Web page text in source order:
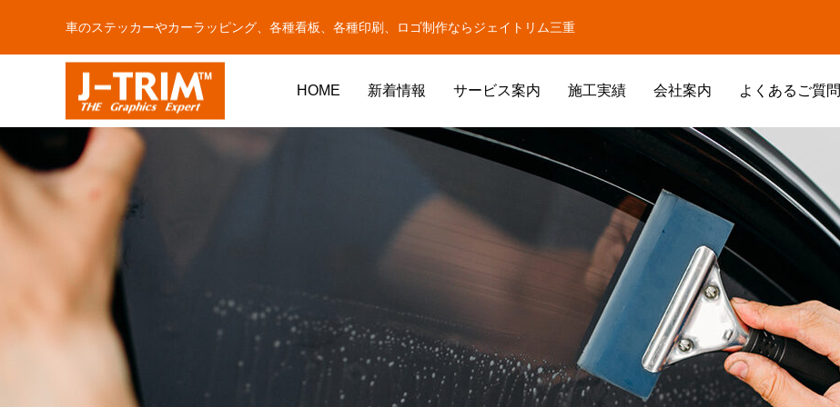
車のステッカーやカーラッピング、各種看板、各種印刷、ロゴ制作ならジェイトリム三重
HOME 新着情報 サービス案内 施工実績 会社案内 よくあるご質問